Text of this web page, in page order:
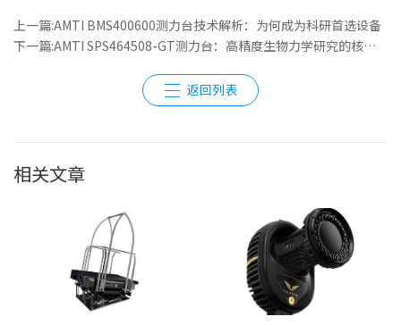
上一篇:AMTI BMS400600测力台技术解析：为何成为科研首选设备
下一篇:AMTI SPS464508-GT测力台：高精度生物力学研究的核心工具
返回列表
相关文章